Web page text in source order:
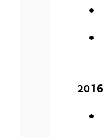
2016